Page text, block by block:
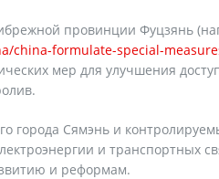
провинции Фуцзянь
china-formulate-special-
мер для улучшения
города Сямэнь и
и транспортных
и реформам.